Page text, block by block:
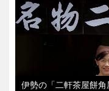
伊勢の「二軒茶屋餅